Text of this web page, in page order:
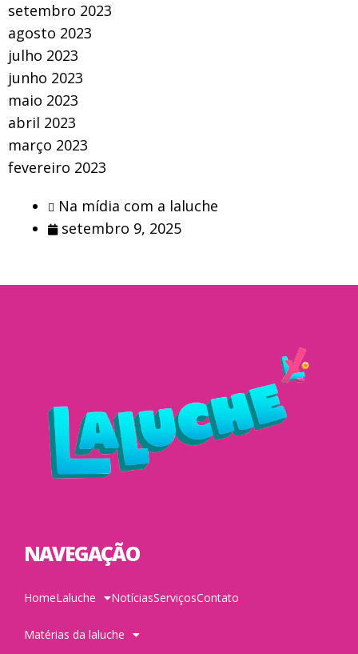
setembro 2023
agosto 2023
julho 2023
junho 2023
maio 2023
abril 2023
março 2023
fevereiro 2023
Na mídia com a laluche
setembro 9, 2025
NAVEGAÇÃO
HomeLaluche NotíciasServiçosContato
Matérias da laluche